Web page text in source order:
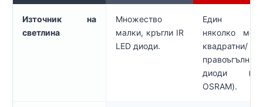
Източник на
светлина
Множество
малки, кръгли IR
LED диоди.
Един
няколко
квадратни/
правоъгълни
диоди
OSRAM).